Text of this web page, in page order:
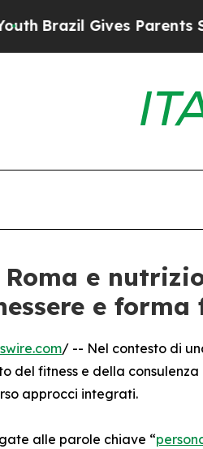
Gives Parents Social
e
e forma
/ -- Nel contesto di
del fitness e della
approcci integrati.
alle parole chiave “